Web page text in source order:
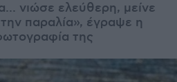
νιώσε ελεύθερη, μείνε
παραλία», έγραψε η
της